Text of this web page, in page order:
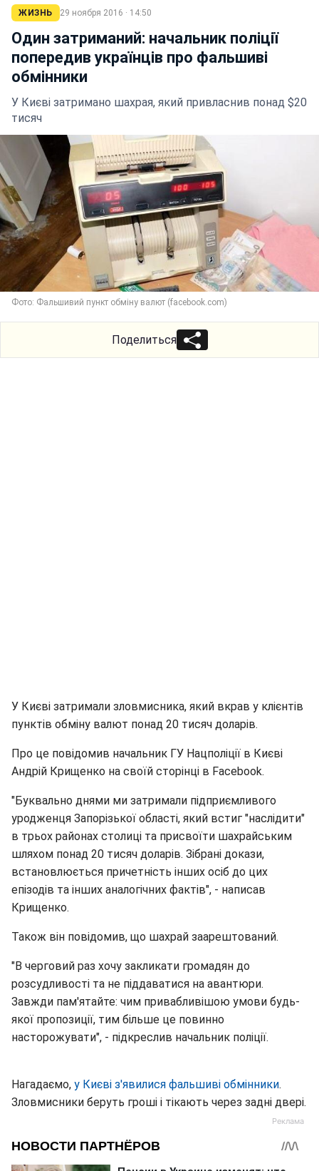
ЖИЗНЬ 29 ноября 2016 · 14:50
Один затриманий: начальник поліції
попередив українців про фальшиві
обмінники
У Києві затримано шахрая, який привласнив понад $20
тисяч
Фото: Фальшивий пункт обміну валют (facebook.com)
Поделиться
У Києві затримали зловмисника, який вкрав у клієнтів
пунктів обміну валют понад 20 тисяч доларів.
Про це повідомив начальник ГУ Нацполіції в Києві
Андрій Крищенко на своїй сторінці в Facebook.
"Буквально днями ми затримали підприємливого
уродженця Запорізької області, який встиг "наслідити"
в трьох районах столиці та присвоїти шахрайським
шляхом понад 20 тисяч доларів. Зібрані докази,
встановлюється причетність інших осіб до цих
епізодів та інших аналогічних фактів", - написав
Крищенко.
Також він повідомив, що шахрай заарештований.
"В черговий раз хочу закликати громадян до
розсудливості та не піддаватися на авантюри.
Завжди пам'ятайте: чим привабливішою умови будь-
якої пропозиції, тим більше це повинно
насторожувати", - підкреслив начальник поліції.
Нагадаємо, у Києві з'явилися фальшиві обмінники.
Зловмисники беруть гроші і тікають через задні двері.